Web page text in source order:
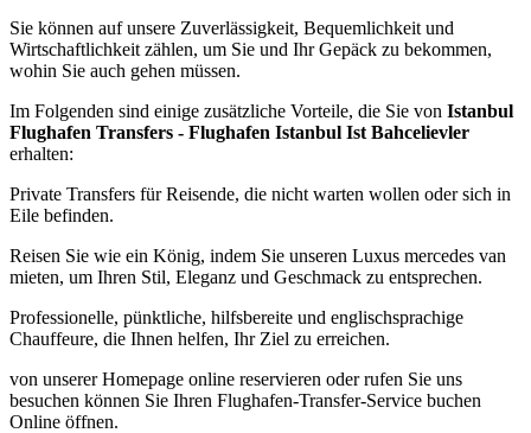
Sie können auf unsere Zuverlässigkeit, Bequemlichkeit und
Wirtschaftlichkeit zählen, um Sie und Ihr Gepäck zu bekommen,
wohin Sie auch gehen müssen.
Im Folgenden sind einige zusätzliche Vorteile, die Sie von Istanbul
Flughafen Transfers - Flughafen Istanbul Ist Bahcelievler
erhalten:
Private Transfers für Reisende, die nicht warten wollen oder sich in
Eile befinden.
Reisen Sie wie ein König, indem Sie unseren Luxus mercedes van
mieten, um Ihren Stil, Eleganz und Geschmack zu entsprechen.
Professionelle, pünktliche, hilfsbereite und englischsprachige
Chauffeure, die Ihnen helfen, Ihr Ziel zu erreichen.
von unserer Homepage online reservieren oder rufen Sie uns
besuchen können Sie Ihren Flughafen-Transfer-Service buchen
Online öffnen.